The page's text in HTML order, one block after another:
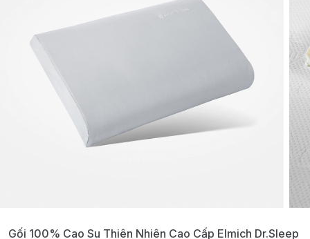
Gối 100% Cao Su Thiên Nhiên Cao Cấp Elmich Dr.Sleep